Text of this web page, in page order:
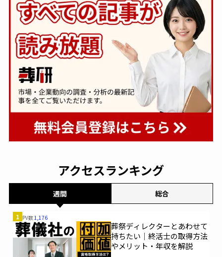
アクセスランキング
週間 総合
1 PV数1,176
葬祭ディレクターとあわせて
持ちたい｜終活士の取得方法
やメリット・年収を解説